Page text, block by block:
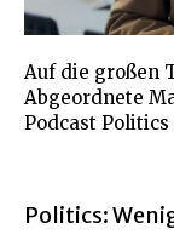
Auf die großen
Abgeordnete
Podcast Politics
Politics: